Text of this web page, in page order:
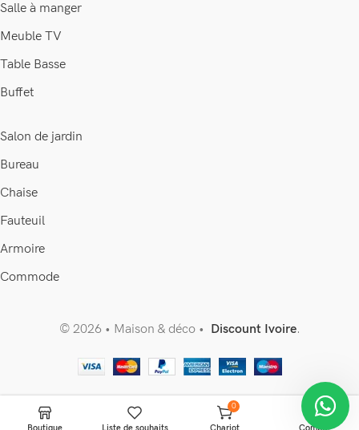
Salle à manger
Meuble TV
Table Basse
Buffet
Salon de jardin
Bureau
Chaise
Fauteuil
Armoire
Commode
© 2026 • Maison & déco • Discount Ivoire.
Boutique Liste de souhaits
0
Chariot Compte